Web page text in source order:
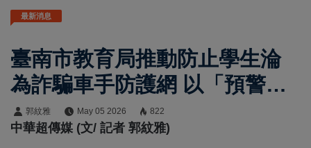
最新消息
臺南市教育局推動防止學生淪
為詐騙車手防護網 以「預警、
教育、輔導」三位一體機制強
化校園防詐成效
郭紋雅 May 05 2026 822
中華超傳媒 (文/ 記者 郭紋雅)